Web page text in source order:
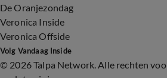
De Oranjezondag
Veronica Inside
Veronica Offside
Volg Vandaag Inside
© 2026 Talpa Network. Alle rechten